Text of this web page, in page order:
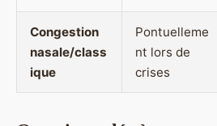
Congestion
nasale/class
ique
Pontuelleme
nt lors de
crises